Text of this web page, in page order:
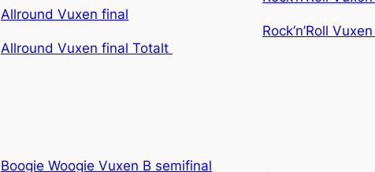
Allround Vuxen final
Allround Vuxen final Totalt
Rock’n’Roll
Boogie Woogie Vuxen B semifinal